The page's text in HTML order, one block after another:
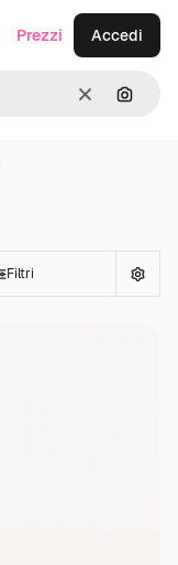
CancellaCerca
Prezzi Accedi
Filtri